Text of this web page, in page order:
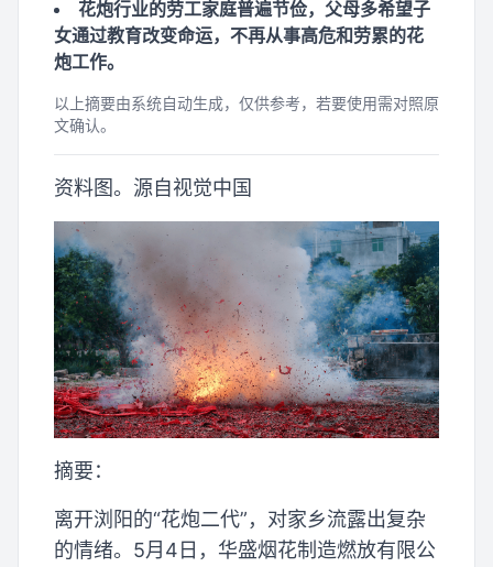
花炮行业的劳工家庭普遍节俭，父母多希望子
女通过教育改变命运，不再从事高危和劳累的花
炮工作。
以上摘要由系统自动生成，仅供参考，若要使用需对照原
文确认。
资料图。源自视觉中国
摘要：
离开浏阳的“花炮二代”，对家乡流露出复杂
的情绪。5月4日，华盛烟花制造燃放有限公